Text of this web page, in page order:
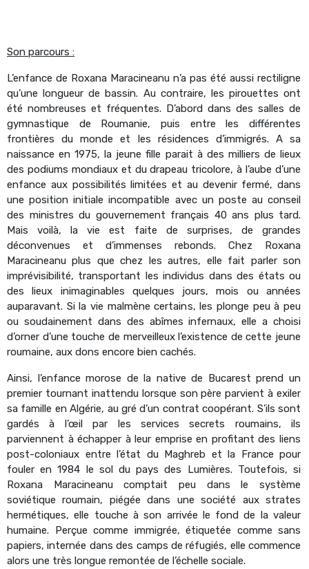
Son parcours :
L’enfance de Roxana Maracineanu n’a pas été aussi rectiligne
qu’une longueur de bassin. Au contraire, les pirouettes ont
été nombreuses et fréquentes. D’abord dans des salles de
gymnastique de Roumanie, puis entre les différentes
frontières du monde et les résidences d’immigrés. A sa
naissance en 1975, la jeune fille parait à des milliers de lieux
des podiums mondiaux et du drapeau tricolore, à l’aube d’une
enfance aux possibilités limitées et au devenir fermé, dans
une position initiale incompatible avec un poste au conseil
des ministres du gouvernement français 40 ans plus tard.
Mais voilà, la vie est faite de surprises, de grandes
déconvenues et d’immenses rebonds. Chez Roxana
Maracineanu plus que chez les autres, elle fait parler son
imprévisibilité, transportant les individus dans des états ou
des lieux inimaginables quelques jours, mois ou années
auparavant. Si la vie malmène certains, les plonge peu à peu
ou soudainement dans des abîmes infernaux, elle a choisi
d’orner d’une touche de merveilleux l’existence de cette jeune
roumaine, aux dons encore bien cachés.
Ainsi, l’enfance morose de la native de Bucarest prend un
premier tournant inattendu lorsque son père parvient à exiler
sa famille en Algérie, au gré d’un contrat coopérant. S’ils sont
gardés à l’œil par les services secrets roumains, ils
parviennent à échapper à leur emprise en profitant des liens
post-coloniaux entre l’état du Maghreb et la France pour
fouler en 1984 le sol du pays des Lumières. Toutefois, si
Roxana Maracineanu comptait peu dans le système
soviétique roumain, piégée dans une société aux strates
hermétiques, elle touche à son arrivée le fond de la valeur
humaine. Perçue comme immigrée, étiquetée comme sans
papiers, internée dans des camps de réfugiés, elle commence
alors une très longue remontée de l’échelle sociale.